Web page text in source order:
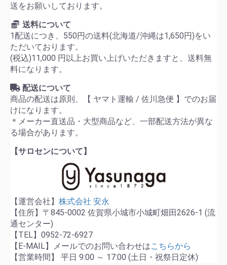
送をお願いしております。
送料について
1配送につき、550円の送料(北海道/沖縄は1,650円)をい
ただいております。
(税込)11,000 円以上お買い上げいただきますと、送料無
料になります。
配送について
商品の配送は原則、【 ヤマト運輸 / 佐川急便 】でのお届
けになります。
＊メーカー直送品・大型商品など、一部配送方法が異な
る場合があります。
【サロセンについて】
【運営会社】 株式会社 安永
【住所】〒845-0002 佐賀県小城市小城町畑田2626-1 (流
通センター)
【TEL】0952-72-6927
【E-MAIL】メールでのお問い合わせはこちらから
【営業時間】 平日 9:00 ～ 17:00 (土日・祝祭日定休)